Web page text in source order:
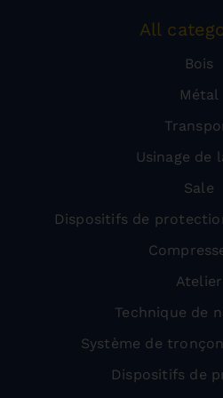
All
Bois
Métal
Usinage de
Sale
Dispositifs de
Atelier
Technique de
Système de
Dispositifs de